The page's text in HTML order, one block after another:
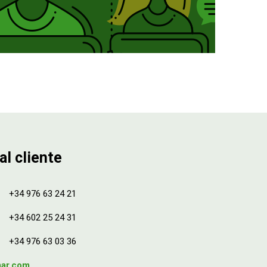
cliente
+34 976 63 24 21
+34 602 25 24 31
+34 976 63 03 36